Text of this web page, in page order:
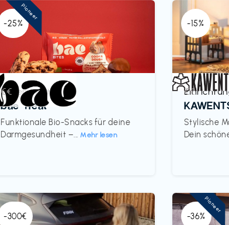
-25%
Lebensmittel
bae Treat
Funktionale Bio-Snacks für deine
Darmgesundheit –...Mehr lesen
€€‎
Pioneer
-15%
Stylische
Dein
€€‎
-300€ -36%
Pioneer